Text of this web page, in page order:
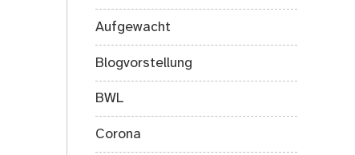
Aufgewacht
Blogvorstellung
BWL
Corona